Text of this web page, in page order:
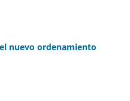
nuevo ordenamiento